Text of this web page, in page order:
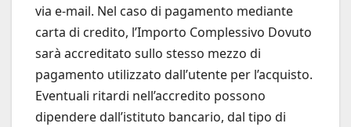
via e-mail. Nel caso di pagamento mediante
carta di credito, l’Importo Complessivo Dovuto
sarà accreditato sullo stesso mezzo di
pagamento utilizzato dall’utente per l’acquisto.
Eventuali ritardi nell’accredito possono
dipendere dall’istituto bancario, dal tipo di